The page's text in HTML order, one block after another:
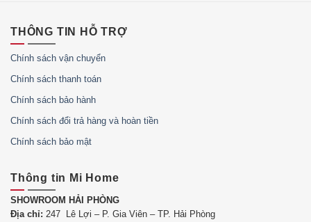
THÔNG TIN HỖ TRỢ
Chính sách vận chuyển
Chính sách thanh toán
Chính sách bảo hành
Chính sách đổi trả hàng và hoàn tiền
Chính sách bảo mật
Thông tin Mi Home
SHOWROOM HẢI PHÒNG
Địa chỉ: 247 Lê Lợi – P. Gia Viên – TP. Hải Phòng